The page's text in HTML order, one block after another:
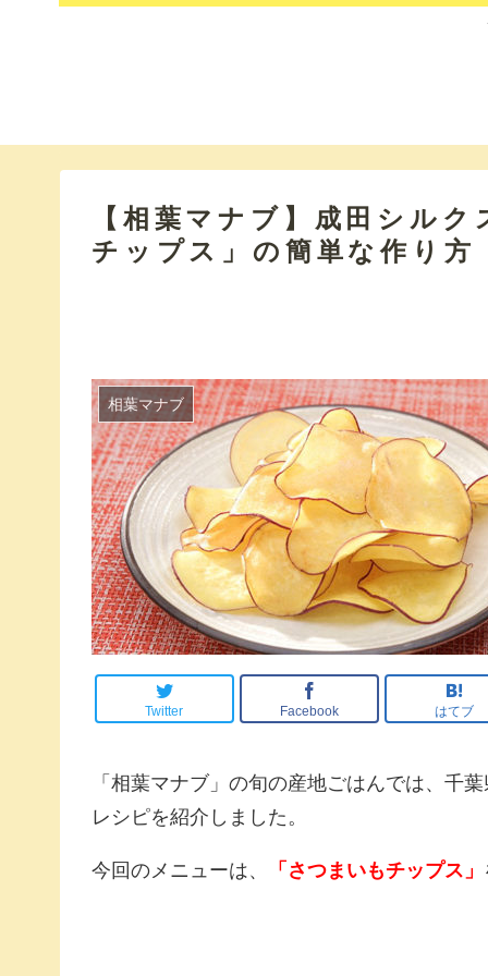
【相葉マナブ】成田シル
チップス」の簡単な作り方
相葉マナブ
Twitter Facebook はてブ
「相葉マナブ」の旬の産地ごはんでは、千
レシピを紹介しました。
今回のメニューは、 「さつまいもチップス」